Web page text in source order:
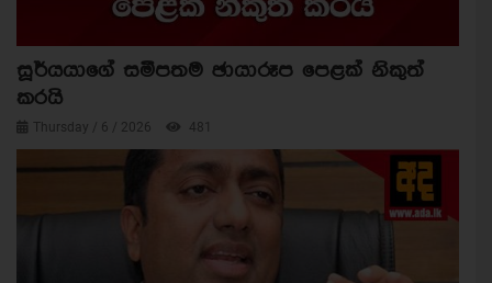
සූර්යයාගේ සමීපතම ඡායාරූප පෙළක් නිකුත්
කරයි
Thursday / 6 / 2026 481